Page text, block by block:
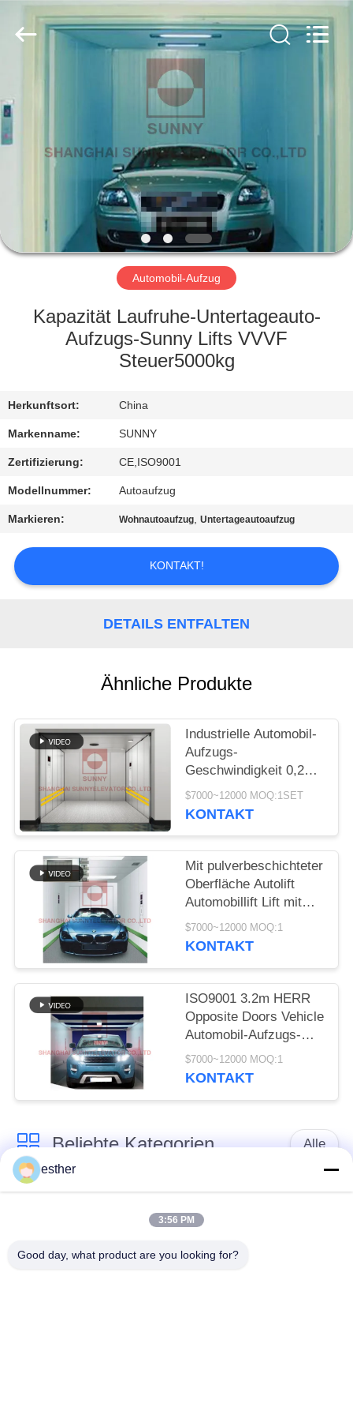
HAUS
PRODUKTE
ÜBER
UNS
FABRIK-
AUSFLUG
TRETEN
SIE
MIT
UNS
VERBINDUNG
FORDERN
SITEMAP
PRIVACY
POLICY
SUNNY
ELEVATOR
Rights
Automobil-Aufzug
Kapazität Laufruhe-Untertageauto-
Aufzugs-Sunny Lifts VVVF
Steuer5000kg
Herkunftsort: China
Markenname: SUNNY
Zertifizierung: CE,ISO9001
Modellnummer: Autoaufzug
Markieren: Wohnautoaufzug,Untertageautoaufzug
KONTAKT!
DETAILS ENTFALTEN
Ähnliche Produkte
Industrielle Automobil-
Aufzugs-
Geschwindigkeit 0,25 -
0.5m/S malte Stahl mit
lärmarmem
$7000~12000 MOQ:1SET
KONTAKT
Mit pulverbeschichteter
Oberfläche Autolift
Automobillift Lift mit
3000-5000 kg Last
$7000~12000 MOQ:1
KONTAKT
ISO9001 3.2m HERR
Opposite Doors Vehicle
Automobil-Aufzugs-
Aufzug
$7000~12000 MOQ:1
KONTAKT
Beliebte Kategorien Alle
Maschinen-Raum
weniger Aufzug
Panoramischer
esther
3:56 PM
Good day, what product are you looking for?